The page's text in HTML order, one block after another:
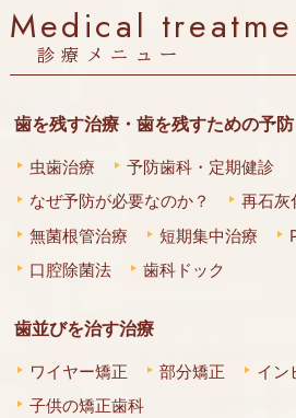
Medical
診療メニュー
歯を残す治療・歯を残すための予防
虫歯治療
予防歯科・定期健診
なぜ予防が必要なのか？
再石灰
無菌根管治療
短期集中治療
口腔除菌法
歯科ドック
歯並びを治す治療
ワイヤー矯正 部分矯正
イン
子供の矯正歯科